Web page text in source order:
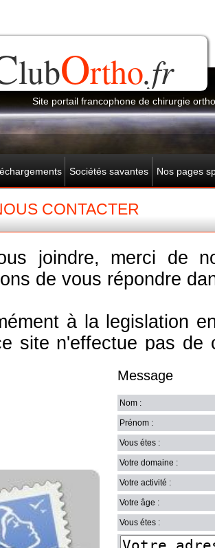
Message
CONTACTER
Nom :
Prénom :
Vous étes :
Votre domaine :
Votre activité :
Votre âge :
Vous étes :
joindre, merci de
de vous répondre
à la legislation
site n'effectue pas de
nous communiquer.
au Code de
à des
et l'avis de votre
de Clubortho.fr
Sociétés savantes Nos pages
Site portail francophone de chirurgie
lubOrtho.fr